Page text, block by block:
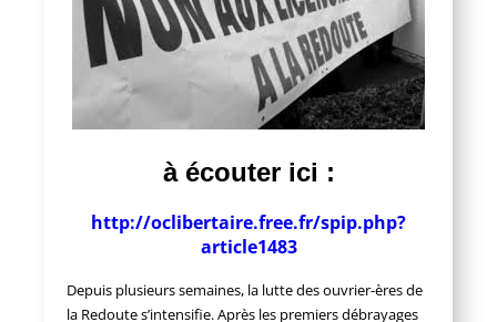
à écouter ici :
http://oclibertaire.free.fr/spip.php?
article1483
Depuis plusieurs semaines, la lutte des ouvrier-ères de
la Redoute s’intensifie. Après les premiers débrayages